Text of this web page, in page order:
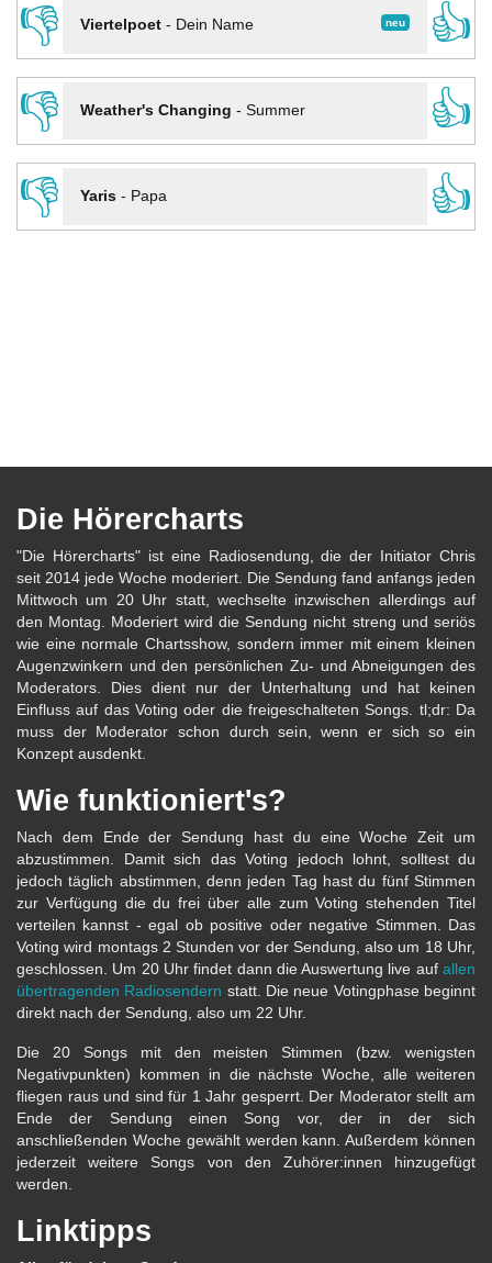
👎
neu
Viertelpoet- Dein Name
👍
👎
Weather's Changing - Summer
👍
👎
Yaris- Papa 👍
Die Hörercharts
"Die Hörercharts" ist eine Radiosendung, die der Initiator Chris
seit 2014 jede Woche moderiert. Die Sendung fand anfangs jeden
Mittwoch um 20 Uhr statt, wechselte inzwischen allerdings auf
den Montag. Moderiert wird die Sendung nicht streng und seriös
wie eine normale Chartsshow, sondern immer mit einem kleinen
Augenzwinkern und den persönlichen Zu- und Abneigungen des
Moderators. Dies dient nur der Unterhaltung und hat keinen
Einfluss auf das Voting oder die freigeschalteten Songs. tl;dr: Da
muss der Moderator schon durch sein, wenn er sich so ein
Konzept ausdenkt.
Wie funktioniert's?
Nach dem Ende der Sendung hast du eine Woche Zeit um
abzustimmen. Damit sich das Voting jedoch lohnt, solltest du
jedoch täglich abstimmen, denn jeden Tag hast du fünf Stimmen
zur Verfügung die du frei über alle zum Voting stehenden Titel
verteilen kannst - egal ob positive oder negative Stimmen. Das
Voting wird montags 2 Stunden vor der Sendung, also um 18 Uhr,
geschlossen. Um 20 Uhr findet dann die Auswertung live auf allen
übertragenden Radiosendern statt. Die neue Votingphase beginnt
direkt nach der Sendung, also um 22 Uhr.
Die 20 Songs mit den meisten Stimmen (bzw. wenigsten
Negativpunkten) kommen in die nächste Woche, alle weiteren
fliegen raus und sind für 1 Jahr gesperrt. Der Moderator stellt am
Ende der Sendung einen Song vor, der in der sich
anschließenden Woche gewählt werden kann. Außerdem können
jederzeit weitere Songs von den Zuhörer:innen hinzugefügt
werden.
Linktipps